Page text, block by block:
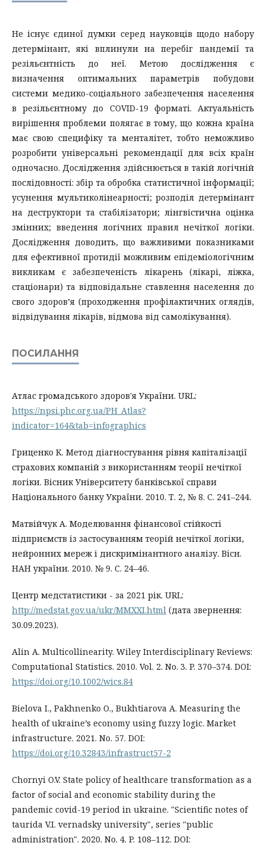
Не існує єдиної думки серед науковців щодо набору
детермінант, які вплинули на перебіг пандемії та
резільєнтність до неї. Метою дослідження є
визначення оптимальних параметрів побудови
системи медико-соціального забезпечення населення
в резільєнтному до COVID-19 форматі. Актуальність
вирішення проблеми полягає в тому, що кожна країна
має свою специфіку та менталітет, тобто неможливо
розробити універсальні рекомендації для всіх країн
одночасно. Дослідження здійснюється в такій логічній
послідовності: збір та обробка статистичної інформації;
усунення мультиколінеарності; розподіл детермінант
на деструктори та стабілізатори; лінгвістична оцінка
змінних; введення логічних правил нечіткої логіки.
Дослідження доводить, що важливими показниками
для ефективної протидії можливим епідеміологічним
викликам є забезпеченість лікарень (лікарі, ліжка,
стаціонари) та відповідальне ставлення населення до
свого здоров’я (проходження профілактичних оглядів,
відвідування лікарів, відмова від самолікування).
ПОСИЛАННЯ
Атлас громадського здоров'я України. URL:
https://npsi.phc.org.ua/PH_Atlas?
indicator=164&tab=infographics
Гриценко К. Метод діагностування рівня капіталізації
страхових компаній з використанням теорії нечіткої
логіки. Вісник Університету банківської справи
Національного банку України. 2010. Т. 2, № 8. С. 241–244.
Матвійчук А. Моделювання фінансової стійкості
підприємств із застосуванням теорій нечіткої логіки,
нейронних мереж і дискримінантного аналізу. Вісн.
НАН україни. 2010. № 9. С. 24–46.
Центр медстатистики - за 2021 рік. URL:
http://medstat.gov.ua/ukr/MMXXI.html (дата звернення:
30.09.2023).
Alin A. Multicollinearity. Wiley Interdisciplinary Reviews:
Computational Statistics. 2010. Vol. 2. No. 3. P. 370–374. DOI:
https://doi.org/10.1002/wics.84
Bielova I., Pakhnenko O., Bukhtiarova A. Measuring the
health of ukraine’s economy using fuzzy logic. Market
infrastructure. 2021. No. 57. DOI:
https://doi.org/10.32843/infrastruct57-2
Chornyi O.V. State policy of healthcare transformation as a
factor of social and economic stability during the
pandemic covid-19 period in ukraine. "Scientific notes of
taurida V.I. vernadsky university", series "public
administration". 2020. No. 4. P. 108–112. DOI: